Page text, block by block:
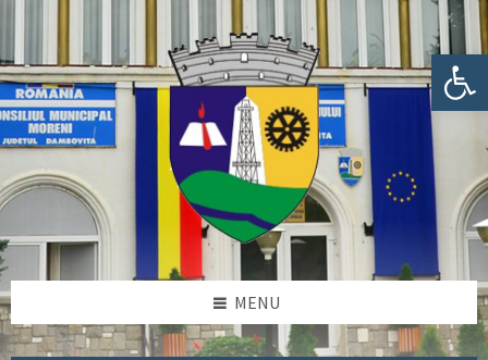
Deschide bara de unelte
sidebar
sidebar
MENU